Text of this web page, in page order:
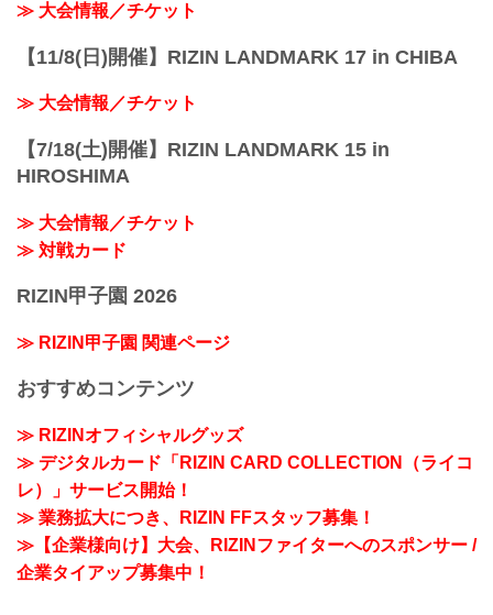
≫ 大会情報／チケット
【11/8(日)開催】RIZIN LANDMARK 17 in CHIBA
≫ 大会情報／チケット
【7/18(土)開催】RIZIN LANDMARK 15 in
HIROSHIMA
≫ 大会情報／チケット
≫ 対戦カード
RIZIN甲子園 2026
≫ RIZIN甲子園 関連ページ
おすすめコンテンツ
≫ RIZINオフィシャルグッズ
≫ デジタルカード「RIZIN CARD COLLECTION（ライコ
レ）」サービス開始！
≫ 業務拡大につき、RIZIN FFスタッフ募集！
≫【企業様向け】大会、RIZINファイターへのスポンサー /
企業タイアップ募集中！